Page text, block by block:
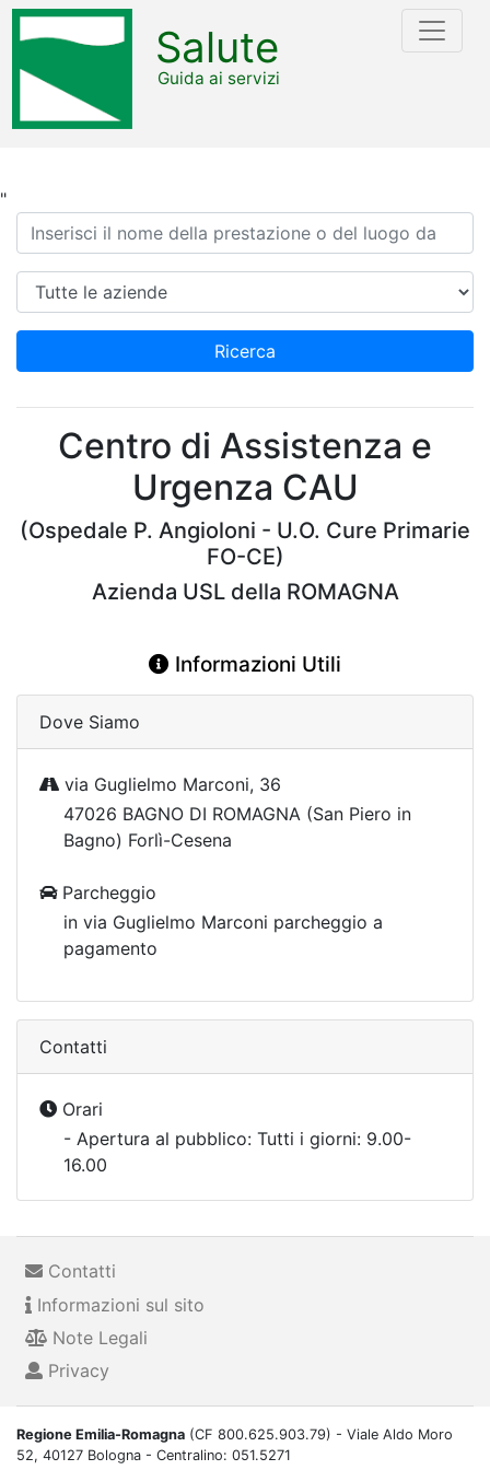
"
Salute
Guida ai servizi
Ricerca
Azienda
Ricerca
Centro di Assistenza e
Urgenza CAU
(Ospedale P. Angioloni - U.O. Cure Primarie
FO-CE)
Azienda USL della ROMAGNA
Informazioni Utili
Dove Siamo
via Guglielmo Marconi, 36
47026 BAGNO DI ROMAGNA (San Piero in
Bagno) Forlì-Cesena
Parcheggio
in via Guglielmo Marconi parcheggio a
pagamento
Contatti
Orari
- Apertura al pubblico: Tutti i giorni: 9.00-
16.00
Contatti
Informazioni sul sito
Note Legali
Privacy
Regione Emilia-Romagna (CF 800.625.903.79) - Viale Aldo Moro
52, 40127 Bologna - Centralino: 051.5271